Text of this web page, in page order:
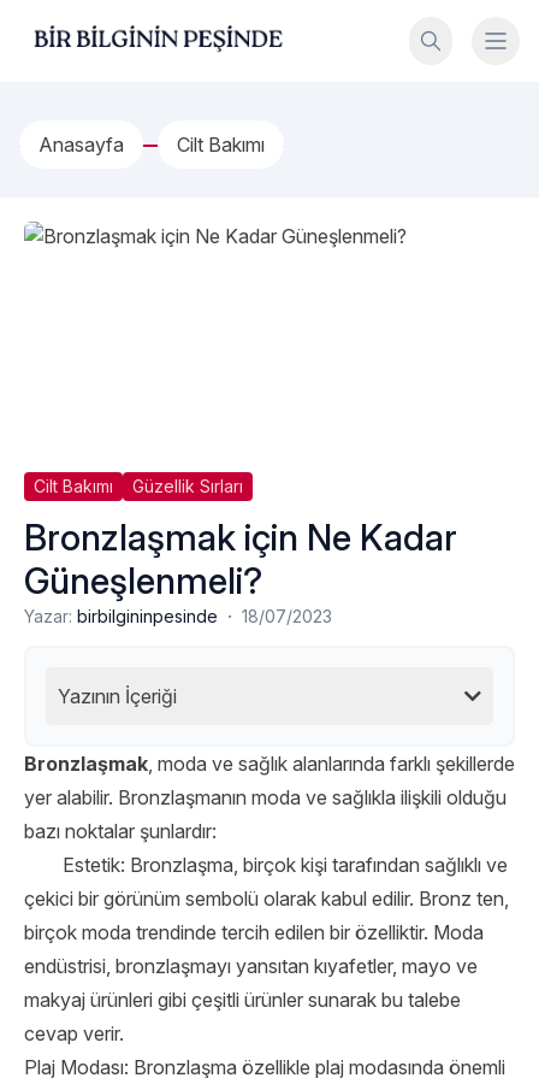
Bir Bilginin Peşinde!
Anasayfa Cilt Bakımı
Cilt Bakımı Güzellik Sırları
Bronzlaşmak için Ne Kadar
Güneşlenmeli?
Yazar: birbilgininpesinde · 18/07/2023
Yazının İçeriği
Bronzlaşmak, moda ve sağlık alanlarında farklı şekillerde
yer alabilir. Bronzlaşmanın moda ve sağlıkla ilişkili olduğu
bazı noktalar şunlardır:
Estetik: Bronzlaşma, birçok kişi tarafından sağlıklı ve
çekici bir görünüm sembolü olarak kabul edilir. Bronz ten,
birçok moda trendinde tercih edilen bir özelliktir. Moda
endüstrisi, bronzlaşmayı yansıtan kıyafetler, mayo ve
makyaj ürünleri gibi çeşitli ürünler sunarak bu talebe
cevap verir.
Plaj Modası: Bronzlaşma özellikle plaj modasında önemli